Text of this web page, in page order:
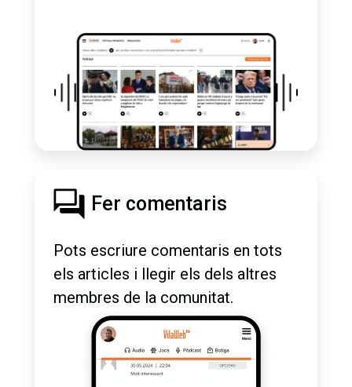
Fer comentaris
Pots escriure comentaris en tots
els articles i llegir els dels altres
membres de la comunitat.